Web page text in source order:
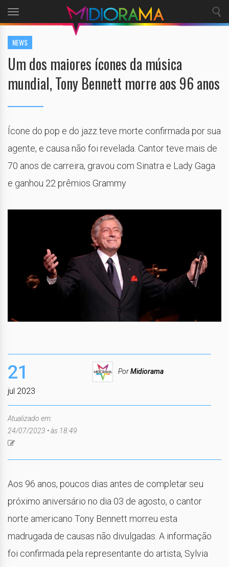
Toggle
navigation
NEWS
Um dos maiores ícones da música
mundial, Tony Bennett morre aos 96 anos
Ícone do pop e do jazz teve morte confirmada por sua
agente, e causa não foi revelada. Cantor teve mais de
70 anos de carreira, gravou com Sinatra e Lady Gaga
e ganhou 22 prêmios Grammy
21
jul 2023
PorMidiorama
Atualizado em:
24/07/2023 • às 18:49
Aos 96 anos, poucos dias antes de completar seu
próximo aniversário no dia 03 de agosto, o cantor
norte americano Tony Bennett morreu esta
madrugada de causas não divulgadas. A informação
foi confirmada pela representante do artista, Sylvia